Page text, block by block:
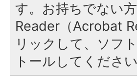
す。お持ちでない
Reader（Acrobat
リックして、ソフ
トールしてください